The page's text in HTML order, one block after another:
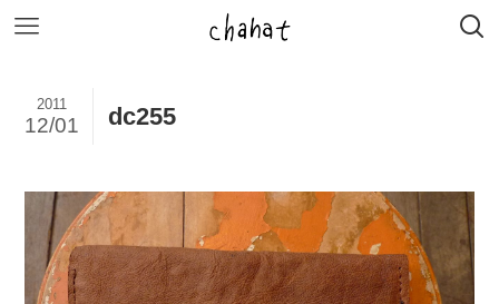
dc255
2011
12/01